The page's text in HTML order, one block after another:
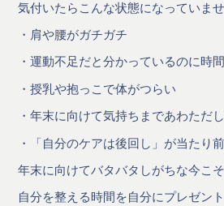
気付いたらこんな状態になっていま
・肩や腰がガチガチ
・運動不足だと分かっているのに時
・授乳や抱っこで体がつらい
・年末に向けて気持ちまであわただ
・「自分のケアは後回し」が当たり
年末に向けてバタバタしがちな今こそ
自分を整える時間を自分にプレゼン